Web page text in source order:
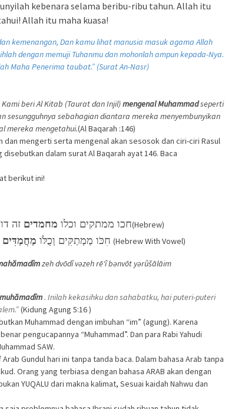
kebenara selama beribu-ribu tahun. Allah itu
Allah itu maha kuasa!
kemenangan, Dan kamu lihat manusia masuk agama Allah
dengan memuji Tuhanmu dan mohonlah ampun kepada-Nya.
Maha Penerima taubat.” (Surat An-Nasr)
beri Al Kitab (Taurat dan Injil)mengenal Muhammadseperti
sesungguhnya sebahagian diantara mereka menyembunyikan
mereka mengetahui.(Al Baqarah :146)
dan mengerti serta mengenal akan sesosok dan ciri-ciri Rasul
dalam surat Al Baqarah ayat 146. Baca
berikut ini!
חכו ממתקים וכלו מחמדים זה (Hebrew)
חִכֹּו מַמְתַקִּים וְכֻלֹּו מַחֲמַדִּים (Hebrew With Vowel)
zeh dvōdî vəzeh rē‘î bənvōt yərûšālāim
muhămadîm. Inilah kekasihku dan sahabatku, hai puteri-puteri
(Kidung Agung 5:16 )
Muhammad dengan imbuhan “im” (agung). Karena
pengucapannya “Muhammad”. Dan para Rabi Yahudi
SAW.
Gundul hari ini tanpa tanda baca. Dalam bahasa Arab tanpa
Orang yang terbiasa dengan bahasa ARAB akan dengan
YUQALU dari makna kalimat, Sesuai kaidah Nahwu dan